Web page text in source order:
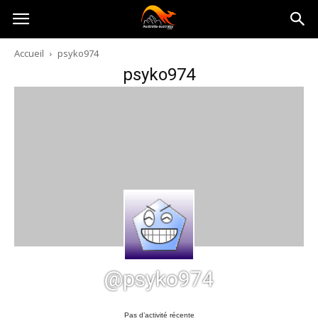
Australia-
australie.com
Accueil psyko974
psyko974
@psyko974
Pas d’activité récente